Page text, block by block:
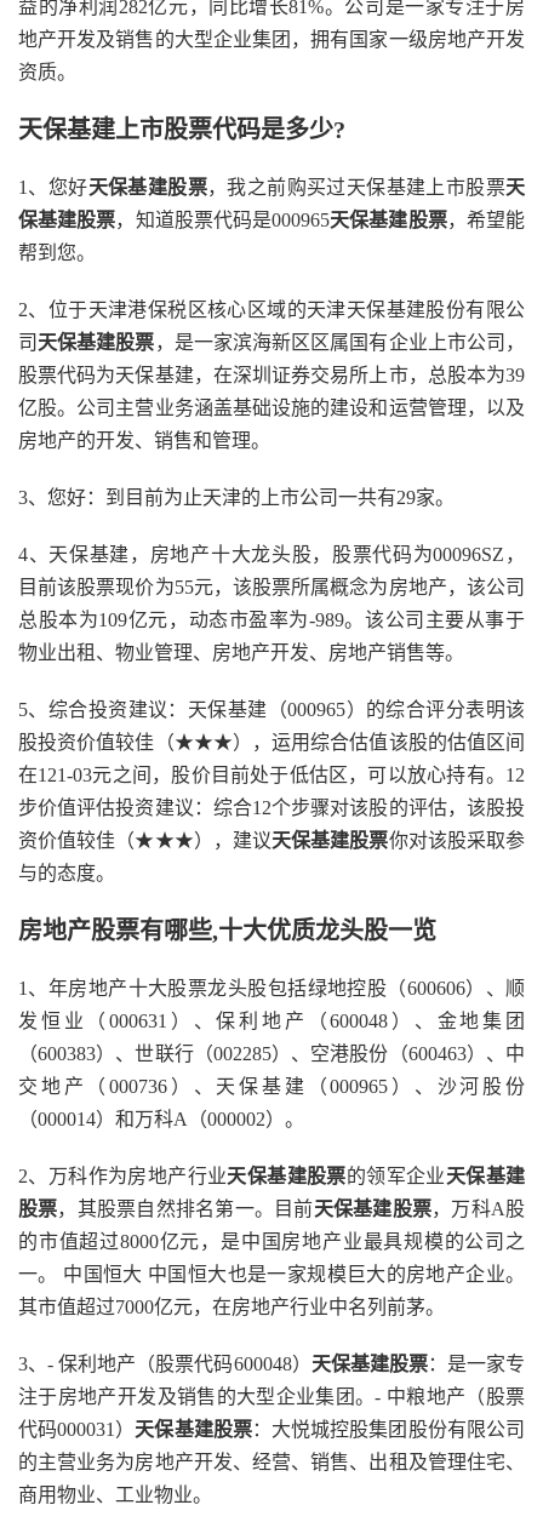
益的净利润282亿元，同比增长81%。公司是一家专注于房
地产开发及销售的大型企业集团，拥有国家一级房地产开发
资质。
天保基建上市股票代码是多少?
1、您好天保基建股票，我之前购买过天保基建上市股票天
保基建股票，知道股票代码是000965天保基建股票，希望能
帮到您。
2、位于天津港保税区核心区域的天津天保基建股份有限公
司 天保基建股票，是一家滨海新区区属国有企业上市公司，
股票代码为天保基建，在深圳证券交易所上市，总股本为39
亿股。公司主营业务涵盖基础设施的建设和运营管理，以及
房地产的开发、销售和管理。
3、您好：到目前为止天津的上市公司一共有29家。
4、天保基建，房地产十大龙头股，股票代码为00096SZ，
目前该股票现价为55元，该股票所属概念为房地产，该公司
总股本为109亿元，动态市盈率为-989。该公司主要从事于
物业出租、物业管理、房地产开发、房地产销售等。
5、综合投资建议：天保基建（000965）的综合评分表明该
股投资价值较佳（★★★），运用综合估值该股的估值区间
在121-03元之间，股价目前处于低估区，可以放心持有。12
步价值评估投资建议：综合12个步骤对该股的评估，该股投
资价值较佳（★★★），建议天保基建股票你对该股采取参
与的态度。
房地产股票有哪些,十大优质龙头股一览
1、年房地产十大股票龙头股包括绿地控股（600606）、顺
发恒业（000631）、保利地产（600048）、金地集团
（600383）、世联行（002285）、空港股份（600463）、中
交地产（000736）、天保基建（000965）、沙河股份
（000014）和万科A（000002）。
2、万科作为房地产行业天保基建股票的领军企业天保基建
股票，其股票自然排名第一。目前天保基建股票，万科A股
的市值超过8000亿元，是中国房地产业最具规模的公司之
一。 中国恒大 中国恒大也是一家规模巨大的房地产企业。
其市值超过7000亿元，在房地产行业中名列前茅。
3、- 保利地产（股票代码600048） 天保基建股票：是一家专
注于房地产开发及销售的大型企业集团。- 中粮地产（股票
代码000031） 天保基建股票：大悦城控股集团股份有限公司
的主营业务为房地产开发、经营、销售、出租及管理住宅、
商用物业、工业物业。